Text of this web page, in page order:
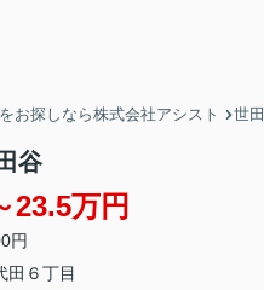
お探しなら株式会社アシスト 世
谷
23.5万円
円
田 ６丁目